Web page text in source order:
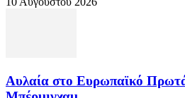
Αυλαία στο Ευρωπαϊκό